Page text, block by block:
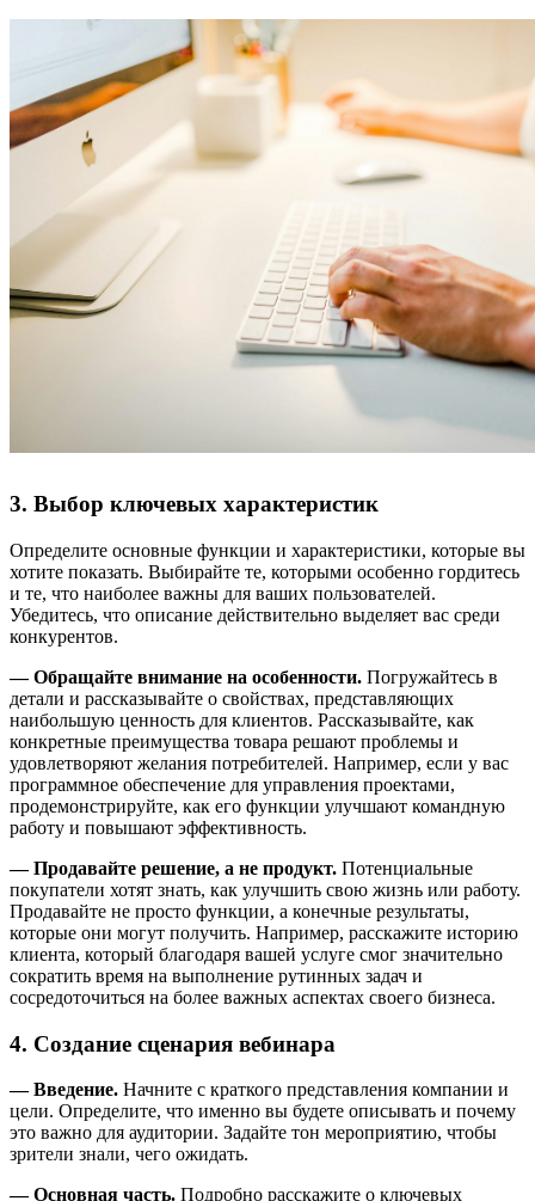
3. Выбор ключевых характеристик
Определите основные функции и характеристики, которые вы
хотите показать. Выбирайте те, которыми особенно гордитесь
и те, что наиболее важны для ваших пользователей.
Убедитесь, что описание действительно выделяет вас среди
конкурентов.
— Обращайте внимание на особенности. Погружайтесь в
детали и рассказывайте о свойствах, представляющих
наибольшую ценность для клиентов. Рассказывайте, как
конкретные преимущества товара решают проблемы и
удовлетворяют желания потребителей. Например, если у вас
программное обеспечение для управления проектами,
продемонстрируйте, как его функции улучшают командную
работу и повышают эффективность.
— Продавайте решение, а не продукт. Потенциальные
покупатели хотят знать, как улучшить свою жизнь или работу.
Продавайте не просто функции, а конечные результаты,
которые они могут получить. Например, расскажите историю
клиента, который благодаря вашей услуге смог значительно
сократить время на выполнение рутинных задач и
сосредоточиться на более важных аспектах своего бизнеса.
4. Создание сценария вебинара
— Введение. Начните с краткого представления компании и
цели. Определите, что именно вы будете описывать и почему
это важно для аудитории. Задайте тон мероприятию, чтобы
зрители знали, чего ожидать.
— Основная часть. Подробно расскажите о ключевых